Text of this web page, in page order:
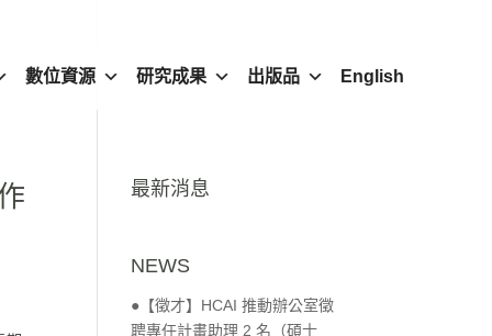
數位資源 研究成果 出版品 English
最新消息
NEWS
●【徵才】HCAI 推動辦公室徵
聘專任計畫助理 2 名（碩士